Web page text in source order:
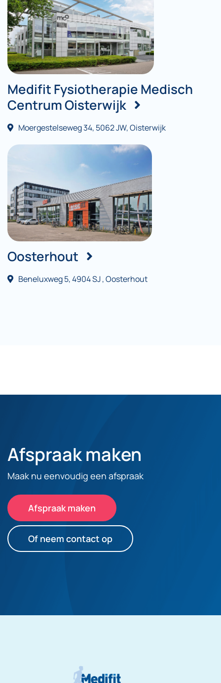
Medifit Fysiotherapie Medisch
Centrum Oisterwijk
Moergestelseweg 34, 5062 JW, Oisterwijk
Oosterhout
Beneluxweg 5, 4904 SJ , Oosterhout
Afspraak maken
Maak nu eenvoudig een afspraak
Afspraak maken
Of neem contact op